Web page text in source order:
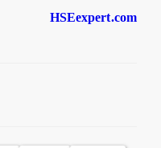
HSEexpert.com